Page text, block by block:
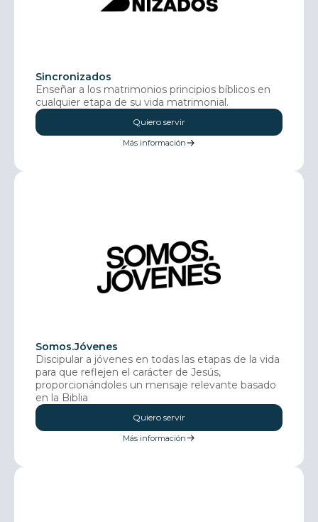
Sincronizados
Enseñar a los matrimonios principios bíblicos en
cualquier etapa de su vida matrimonial.
Quiero servir
Más información
Somos.Jóvenes
Discipular a jóvenes en todas las etapas de la vida
para que reflejen el carácter de Jesús,
proporcionándoles un mensaje relevante basado
en la Biblia
Quiero servir
Más información